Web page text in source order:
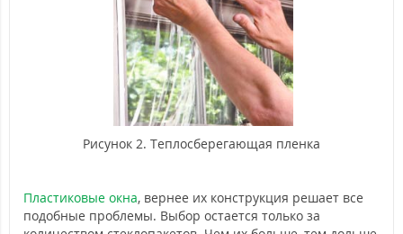
Рисунок 2. Теплосберегающая пленка
Пластиковые окна, вернее их конструкция решает все
подобные проблемы. Выбор остается только за